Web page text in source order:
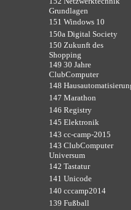
Grundlagen
151 Windows 10
150a Digital Society
150 Zukunft des
Shopping
149 30 Jahre
ClubComputer
148
147 Marathon
146 Registry
145 Elektronik
143 cc-camp-2015
143 ClubComputer
Universum
142 Tastatur
141 Unicode
140 cccamp2014
139 Fußball